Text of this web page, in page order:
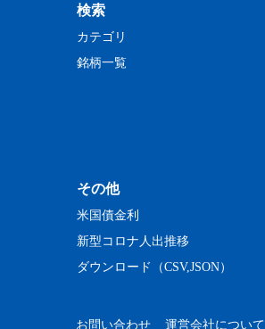
検索
カテゴリ
銘柄一覧
その他
米国債金利
新型コロナ人出推移
ダウンロード（CSV,JSON）
お問い合わせ 運営会社について